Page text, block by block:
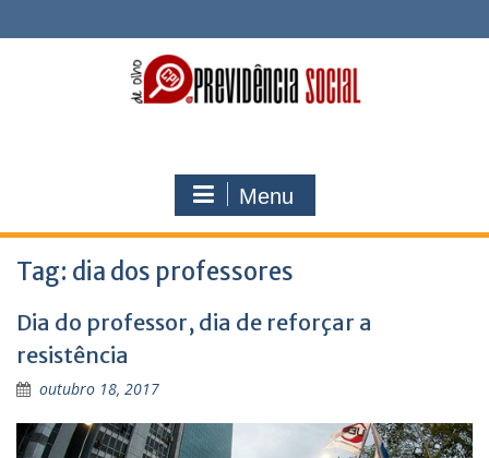
to
Menu
Tag: dia dos professores
Dia do professor, dia de reforçar a
resistência
outubro 18, 2017